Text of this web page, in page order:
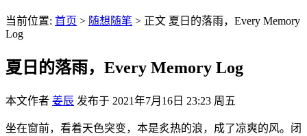
当前位置: 首页 > 随想随笔 > 正文 夏日的落雨，Every Memory
Log
夏日的落雨，Every Memory Log
本文作者 姜辰 发布于 2021年7月16日 23:23 周五
坐在窗前，看着天色突变，本是炙热的浪，成了凉爽的风。闭